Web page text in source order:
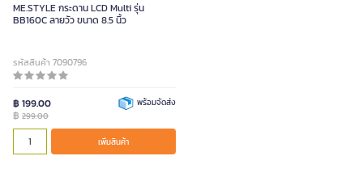
ME.STYLE กระดาน LCD Multi รุ่น
BB160C ลายวัว ขนาด 8.5 นิ้ว
รหัสสินค้า 7090796
฿ 199.00
฿ 299.00
พร้อมจัดส่ง
เพิ่มสินค้า